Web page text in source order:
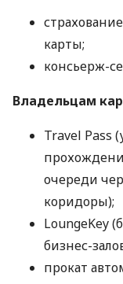
карты;
консьерж-
Владельцам
Travel Pass
очереди
коридоры);
LoungeKey
бизнес-
прокат